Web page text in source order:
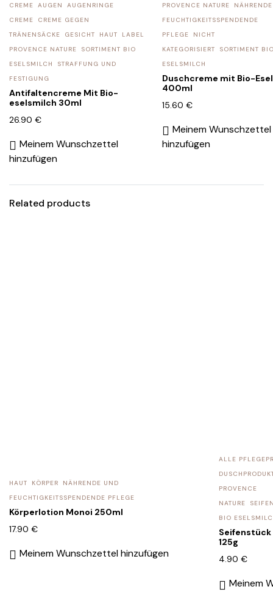
CREME
AUGEN
AUGENRINGE
CREME
CREME GEGEN
TRÄNENSÄCKE
GESICHT HAUT
LABEL
PROVENCE NATURE
SORTIMENT BIO
ESELSMILCH
STRAFFUNG UND
FESTIGUNG
Antifaltencreme Mit Bio-
eselsmilch 30ml
26.90 €
Meinem Wunschzettel
hinzufügen
PROVENCE NATURE
FEUCHTIGKEITSSPENDENDE
PFLEGE
NICHT
KATEGORISIERT
SORTIMENT
ESELSMILCH
Duschcreme mit Bio-
400ml
15.60 €
Meinem Wunschzettel
hinzufügen
Related products
HAUT KÖRPER
NÄHRENDE UND
FEUCHTIGKEITSSPENDENDE PFLEGE
Körperlotion Monoi 250ml
17.90 €
Meinem Wunschzettel hinzufügen
ALLE
PROVENCE
NATURE
BIO
Seifenstück
125g
4.90 €
Meinem